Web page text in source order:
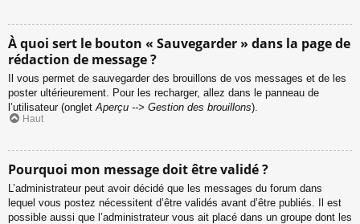
À quoi sert le bouton « Sauvegarder » dans la page de
rédaction de message ?
Il vous permet de sauvegarder des brouillons de vos messages et de les
poster ultérieurement. Pour les recharger, allez dans le panneau de
l’utilisateur (ongletAperçu --> Gestion des brouillons).
Haut
Pourquoi mon message doit être validé ?
L’administrateur peut avoir décidé que les messages du forum dans
lequel vous postez nécessitent d’être validés avant d’être publiés. Il est
possible aussi que l’administrateur vous ait placé dans un groupe dont les